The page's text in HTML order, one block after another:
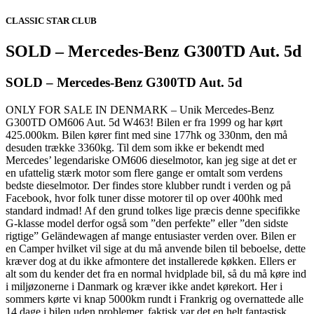
CLASSIC STAR CLUB
SOLD – Mercedes-Benz G300TD Aut. 5d
SOLD – Mercedes-Benz G300TD Aut. 5d
ONLY FOR SALE IN DENMARK – Unik Mercedes-Benz
G300TD OM606 Aut. 5d W463! Bilen er fra 1999 og har kørt
425.000km. Bilen kører fint med sine 177hk og 330nm, den må
desuden trække 3360kg. Til dem som ikke er bekendt med
Mercedes’ legendariske OM606 dieselmotor, kan jeg sige at det er
en ufattelig stærk motor som flere gange er omtalt som verdens
bedste dieselmotor. Der findes store klubber rundt i verden og på
Facebook, hvor folk tuner disse motorer til op over 400hk med
standard indmad! Af den grund tolkes lige præcis denne specifikke
G-klasse model derfor også som ”den perfekte” eller ”den sidste
rigtige” Geländewagen af mange entusiaster verden over. Bilen er
en Camper hvilket vil sige at du må anvende bilen til beboelse, dette
kræver dog at du ikke afmontere det installerede køkken. Ellers er
alt som du kender det fra en normal hvidplade bil, så du må køre ind
i miljøzonerne i Danmark og kræver ikke andet kørekort. Her i
sommers kørte vi knap 5000km rundt i Frankrig og overnattede alle
14 dage i bilen uden problemer, faktisk var det en helt fantastisk